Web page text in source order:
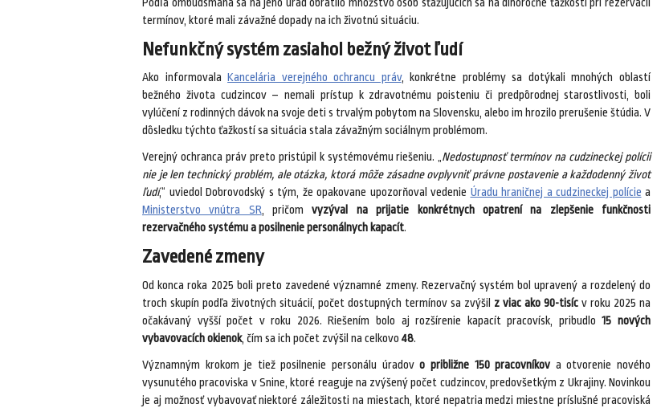
Podľa ombudsmana sa na jeho úrad obrátilo množstvo osôb sťažujúcich sa na dlhoročné ťažkosti pri rezervácii
termínov, ktoré mali závažné dopady na ich životnú situáciu.
Nefunkčný systém zasiahol bežný život ľudí
Ako informovalaKancelária verejného ochrancu práv, konkrétne problémy sa dotýkali mnohých oblastí
bežného života cudzincov – nemali prístup k zdravotnému poisteniu či predpôrodnej starostlivosti, boli
vylúčení z rodinných dávok na svoje deti s trvalým pobytom na Slovensku, alebo im hrozilo prerušenie štúdia. V
dôsledku týchto ťažkostí sa situácia stala závažným sociálnym problémom.
Verejný ochranca práv preto pristúpil k systémovému riešeniu. „Nedostupnosť termínov na cudzineckej polícii
nie je len technický problém, ale otázka, ktorá môže zásadne ovplyvniť právne postavenie a každodenný život
ľudí,“ uviedol Dobrovodský s tým, že opakovane upozorňoval vedenie Úradu hraničnej a cudzineckej polície a
Ministerstvo vnútra SR, pričomvyzýval na prijatie konkrétnych opatrení na zlepšenie funkčnosti
rezervačného systému a posilnenie personálnych kapacít.
Zavedené zmeny
Od konca roka 2025 boli preto zavedené významné zmeny. Rezervačný systém bol upravený a rozdelený do
troch skupín podľa životných situácií, počet dostupných termínov sa zvýšil z viac ako 90-tisíc v roku 2025 na
očakávaný vyšší počet v roku 2026. Riešením bolo aj rozšírenie kapacít pracovísk, pribudlo 15 nových
vybavovacích okienok, čím sa ich počet zvýšil na celkovo 48.
Významným krokom je tiež posilnenie personálu úradovo približne 150 pracovníkov a otvorenie nového
vysunutého pracoviska v Snine, ktoré reaguje na zvýšený počet cudzincov, predovšetkým z Ukrajiny. Novinkou
je aj možnosť vybavovať niektoré záležitosti na miestach, ktoré nepatria medzi miestne príslušné pracoviská